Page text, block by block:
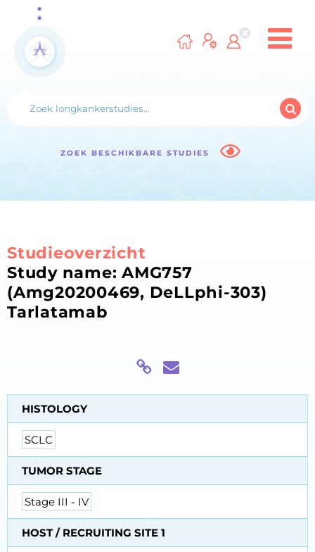
ZOEK BESCHIKBARE STUDIES
Studieoverzicht
Study name: AMG757
(Amg20200469, DeLLphi-303)
Tarlatamab
HISTOLOGY
SCLC
TUMOR STAGE
Stage III - IV
HOST / RECRUITING SITE 1